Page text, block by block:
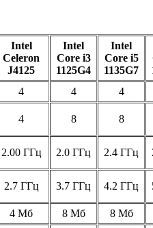
Intel
Celeron
J4125
Intel
Core i3
1125G4
Intel
Core i5
1135G7
4 4
4
4 8 8
2.00 ГГц 2.0 ГГц 2.4 ГГц
2.7 ГГц 3.7 ГГц 4.2 ГГц
4 Мб 8 Мб
8 Мб